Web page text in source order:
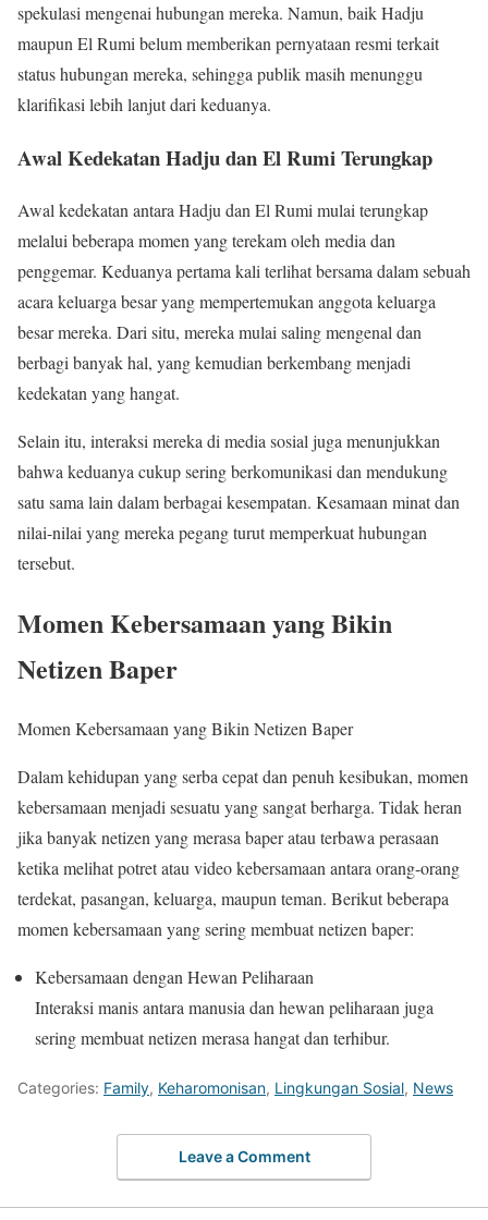
spekulasi mengenai hubungan mereka. Namun, baik Hadju
maupun El Rumi belum memberikan pernyataan resmi terkait
status hubungan mereka, sehingga publik masih menunggu
klarifikasi lebih lanjut dari keduanya.
Awal Kedekatan Hadju dan El Rumi Terungkap
Awal kedekatan antara Hadju dan El Rumi mulai terungkap
melalui beberapa momen yang terekam oleh media dan
penggemar. Keduanya pertama kali terlihat bersama dalam sebuah
acara keluarga besar yang mempertemukan anggota keluarga
besar mereka. Dari situ, mereka mulai saling mengenal dan
berbagi banyak hal, yang kemudian berkembang menjadi
kedekatan yang hangat.
Selain itu, interaksi mereka di media sosial juga menunjukkan
bahwa keduanya cukup sering berkomunikasi dan mendukung
satu sama lain dalam berbagai kesempatan. Kesamaan minat dan
nilai-nilai yang mereka pegang turut memperkuat hubungan
tersebut.
Momen Kebersamaan yang Bikin
Netizen Baper
Momen Kebersamaan yang Bikin Netizen Baper
Dalam kehidupan yang serba cepat dan penuh kesibukan, momen
kebersamaan menjadi sesuatu yang sangat berharga. Tidak heran
jika banyak netizen yang merasa baper atau terbawa perasaan
ketika melihat potret atau video kebersamaan antara orang-orang
terdekat, pasangan, keluarga, maupun teman. Berikut beberapa
momen kebersamaan yang sering membuat netizen baper:
Kebersamaan dengan Hewan Peliharaan
Interaksi manis antara manusia dan hewan peliharaan juga
sering membuat netizen merasa hangat dan terhibur.
Categories: Family, Keharomonisan, Lingkungan Sosial, News
Leave a Comment